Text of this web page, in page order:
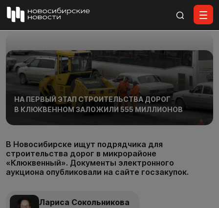
НА ПЕРВЫЙ ЭТАП СТРОИТЕЛЬСТВА ДОРОГ
В КЛЮКВЕННОМ ЗАЛОЖИЛИ 555 МИЛЛИОНОВ
В Новосибирске ищут подрядчика для
строительства дорог в микрорайоне
«Клюквенный». Документы электронного
аукциона опубликовали на сайте госзакупок.
Лариса Сокольникова